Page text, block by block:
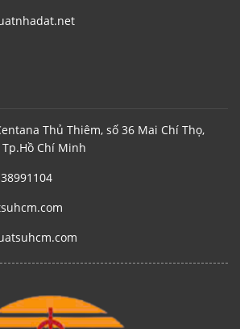
Thủ Thiêm, số 36 Mai Chí Thọ,
Chí Minh